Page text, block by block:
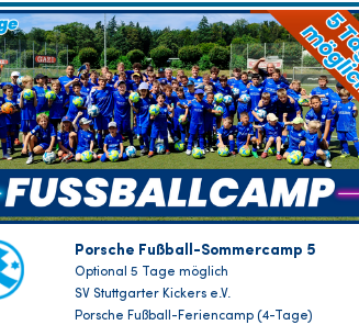
Porsche Fußball-Sommercamp 5
Optional 5 Tage möglich
SV Stuttgarter Kickers e.V.
Porsche Fußball-Feriencamp (4-Tage)